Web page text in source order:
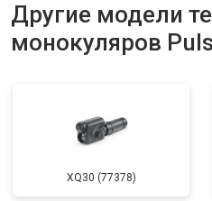
Другие модели
монокуляров
XQ30 (77378)